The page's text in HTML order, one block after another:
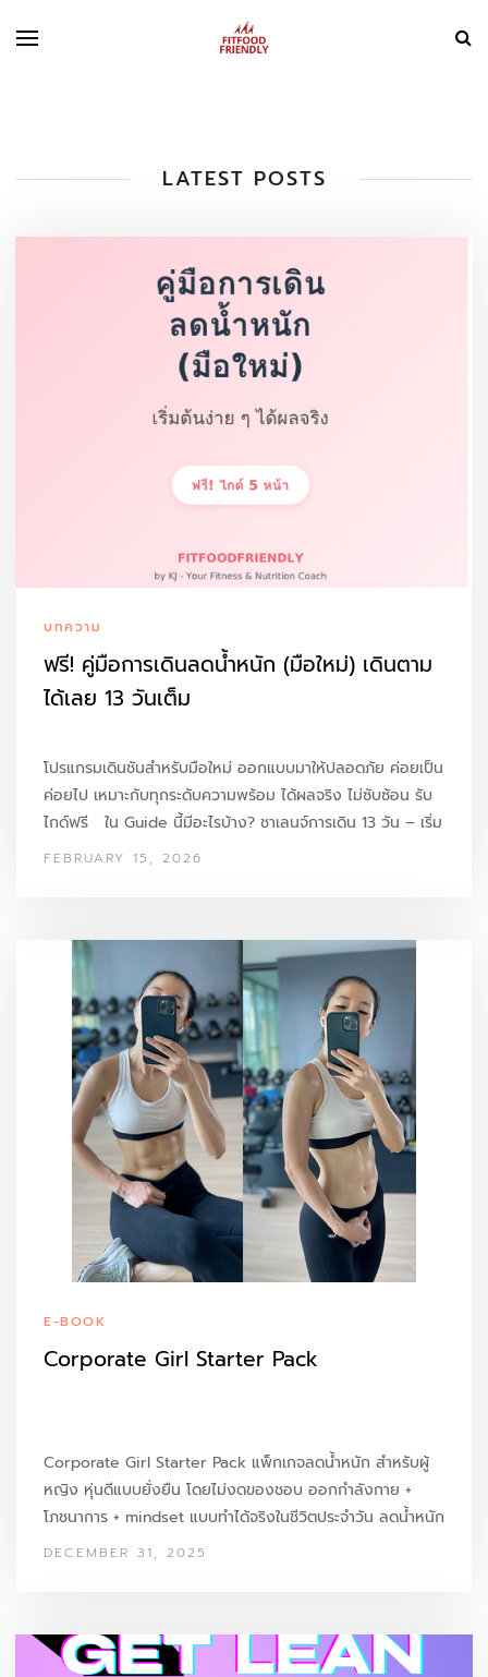
LATEST POSTS
บทความ
ฟรี! คู่มือการเดินลดน้ำหนัก (มือใหม่) เดินตาม
ได้เลย 13 วันเต็ม
โปรแกรมเดินชันสำหรับมือใหม่ ออกแบบมาให้ปลอดภัย ค่อยเป็น
ค่อยไป เหมาะกับทุกระดับความพร้อม ได้ผลจริง ไม่ซับซ้อน รับ
ไกด์ฟรี ใน Guide นี้มีอะไรบ้าง? ชาเลนจ์การเดิน 13 วัน – เริ่ม
ต้นจากศูนย์ไปถึงเป้าหมาย (ความชัน 13…
FEBRUARY 15, 2026
E-BOOK
Corporate Girl Starter Pack
Corporate Girl Starter Pack แพ็กเกจลดน้ำหนัก สำหรับผู้
หญิง หุ่นดีแบบยั่งยืน โดยไม่งดของชอบ ออกกำลังกาย +
โภชนาการ + mindset แบบทำได้จริงในชีวิตประจำวัน ลดน้ำหนัก
ลดไขมัน 2–4 โลใน…
DECEMBER 31, 2025